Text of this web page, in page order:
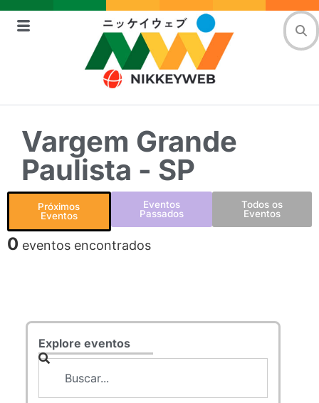
Vargem Grande
Paulista - SP
Próximos
Eventos
Eventos
Passados
Todos os
Eventos
0 eventos encontrados
Explore eventos